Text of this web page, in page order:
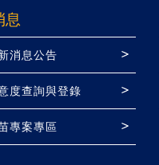
息
消息公告
度查詢與登錄
專案專區